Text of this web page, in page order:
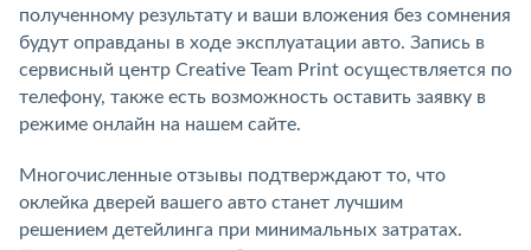
полученному результату и ваши вложения без сомнения
будут оправданы в ходе эксплуатации авто. Запись в
сервисный центр Creative Team Print осуществляется по
телефону, также есть возможность оставить заявку в
режиме онлайн на нашем сайте.
Многочисленные отзывы подтверждают то, что
оклейка дверей вашего авто станет лучшим
решением детейлинга при минимальных затратах.